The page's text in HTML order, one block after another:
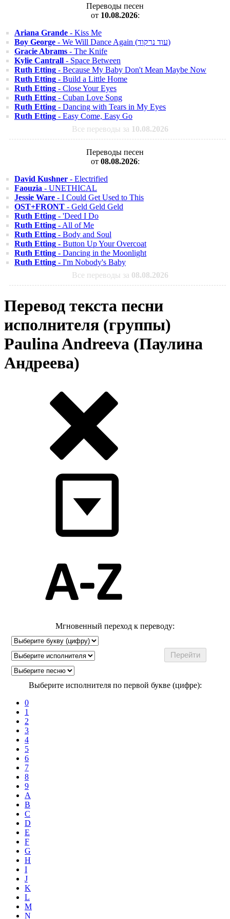
Переводы песен
от 10.08.2026:
Ariana Grande - Kiss Me
Boy George
- We Will Dance Again (עוד נרקוד)
Gracie Abrams - The Knife
Kylie Cantrall - Space Between
Ruth Etting - Because My Baby Don't Mean Maybe Now
Ruth Etting - Build a Little Home
Ruth Etting - Close Your Eyes
Ruth Etting - Cuban Love Song
Ruth Etting - Dancing with Tears in My Eyes
Ruth Etting - Easy Come, Easy Go
Все переводы за 10.08.2026
Переводы песен
от 08.08.2026:
David Kushner - Electrified
Faouzia - UNETHICAL
Jessie Ware - I Could Get Used to This
OST+FRONT - Geld Geld Geld
Ruth Etting - 'Deed I Do
Ruth Etting - All of Me
Ruth Etting - Body and Soul
Ruth Etting - Button Up Your Overcoat
Ruth Etting - Dancing in the Moonlight
Ruth Etting - I'm Nobody's Baby
Все переводы за 08.08.2026
Перевод текста песни
исполнителя (группы)
Paulina Andreeva (Паулина
Андреева)
Мгновенный переход к переводу:
Выберите исполнителя по первой букве (цифре):
0
1
2
3
4
5
6
7
8
9
A
B
C
D
E
F
G
H
I
J
K
L
M
N